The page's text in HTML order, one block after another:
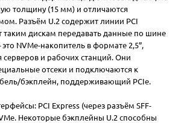
толщину (15 мм) и отличаются
Разъём U.2 содержит линии PCI
таким дискам передавать данные по шине
это NVMe-накопитель в формате 2,5”,
и рабочих станций. Они
отсеки и подключаются к
бэкплейн, поддерживающий PCIe.
PCI Express (через разъём SFF-
Некоторые бэкплейны U.2 способны